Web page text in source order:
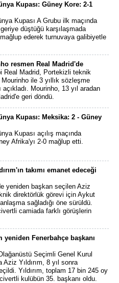
Kupası: Güney Kore: 2-1
Kupası A Grubu ilk maçında
düştüğü karşılaşmada
ederek turnuvaya galibiyetle
resmen Real Madrid'de
Real Madrid, Portekizli teknik
ile 3 yıllık sözleşme
açıkladı. Mourinho, 13 yıl aradan
geri döndü.
Kupası: Meksika: 2 - Güney
Kupası açılış maçında
Afrika'yı 2-0 mağlup etti.
takımı emanet edeceği
yeniden başkan seçilen Aziz
direktörlük görevi için Aykut
sağladığı öne sürüldü.
camiada farklı görüşlerin
yeniden Fenerbahçe başkanı
Seçimli Genel Kurul
Aziz Yıldırım, 8 yıl sonra
Yıldırım, toplam 17 bin 245 oy
kulübün 35. başkanı oldu.